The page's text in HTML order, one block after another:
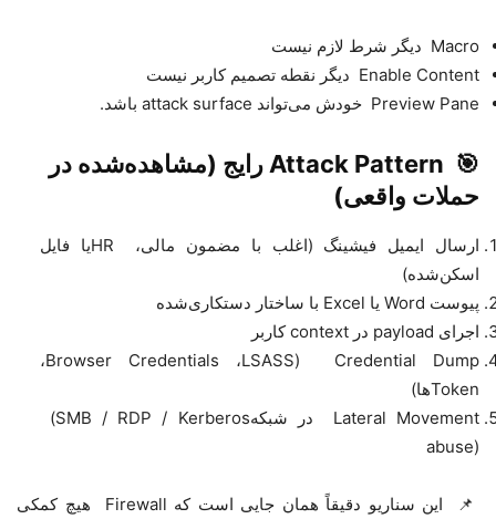
Macro دیگر شرط لازم نیست
Enable Content دیگر نقطه تصمیم کاربر نیست
Preview Pane خودش می‌تواند attack surface باشد.
🎯
Attack Pattern رایج (مشاهده‌شده در
حملات واقعی)
ارسال ایمیل فیشینگ (اغلب با مضمون مالی، HRیا فایل
اسکن‌شده)
پیوست Word یا Excel با ساختار دستکاری‌شده
اجرای payload در contextکاربر
Credential Dump
(
LSASS، Browser Credentials،
Tokenها)
Lateral Movement
در شبکه(SMB / RDP / Kerberos
abuse)
📌 این سناریو دقیقاً همان جایی است که Firewall
هیچ کمکی